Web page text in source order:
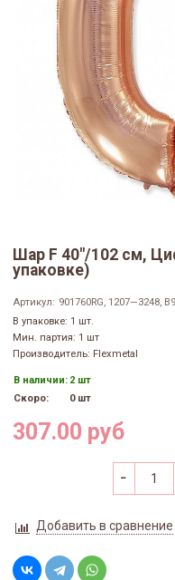
Шар F 40"/102 см,
упаковке)
Артикул: 901760RG, 1207—3248,
В упаковке: 1 шт.
Мин. партия: 1 шт
Производитель: Flexmetal
В наличии: 2 шт
Скоро:
0 шт
307.00 руб
Добавить в сравнение